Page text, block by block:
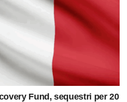
Fund, sequestri per 20